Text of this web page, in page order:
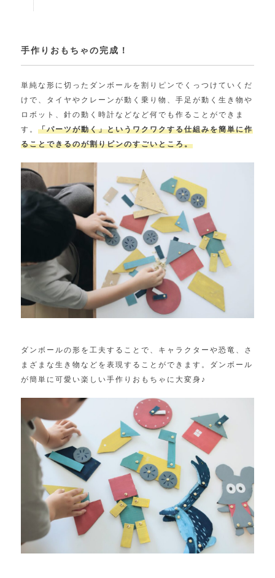
手作りおもちゃの完成！
単純な形に切ったダンボールを割りピンでくっつけていくだ
けで、タイヤやクレーンが動く乗り物、手足が動く生き物や
ロボット、針の動く時計などなど何でも作ることができま
す。 「パーツが動く」というワクワクする仕組みを簡単に作
ることできるのが割りピンのすごいところ。
ダンボールの形を工夫することで、キャラクターや恐竜、さ
まざまな生き物などを表現することができます。ダンボール
が簡単に可愛い楽しい手作りおもちゃに大変身♪